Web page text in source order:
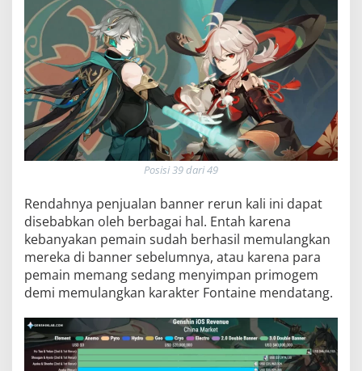
Posisi 39 dari 49
Rendahnya penjualan banner rerun kali ini dapat
disebabkan oleh berbagai hal. Entah karena
kebanyakan pemain sudah berhasil memulangkan
mereka di banner sebelumnya, atau karena para
pemain memang sedang menyimpan primogem
demi memulangkan karakter Fontaine mendatang.